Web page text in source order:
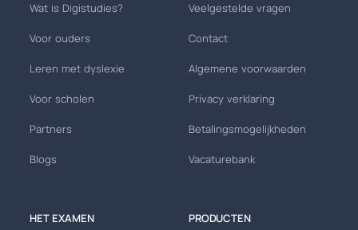
Wat is Digistudies?
Voor ouders
Leren met dyslexie
Voor scholen
Partners
Blogs
Veelgestelde vragen
Contact
Algemene voorwaarden
Privacy verklaring
Betalingsmogelijkheden
Vacaturebank
HET EXAMEN PRODUCTEN